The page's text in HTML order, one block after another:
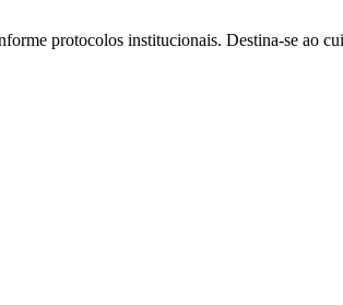
protocolos institucionais. Destina-se ao